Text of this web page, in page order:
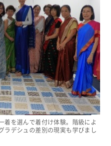
着を選んで着付け体験。階級によ
ラデシュの差別の現実も学びまし